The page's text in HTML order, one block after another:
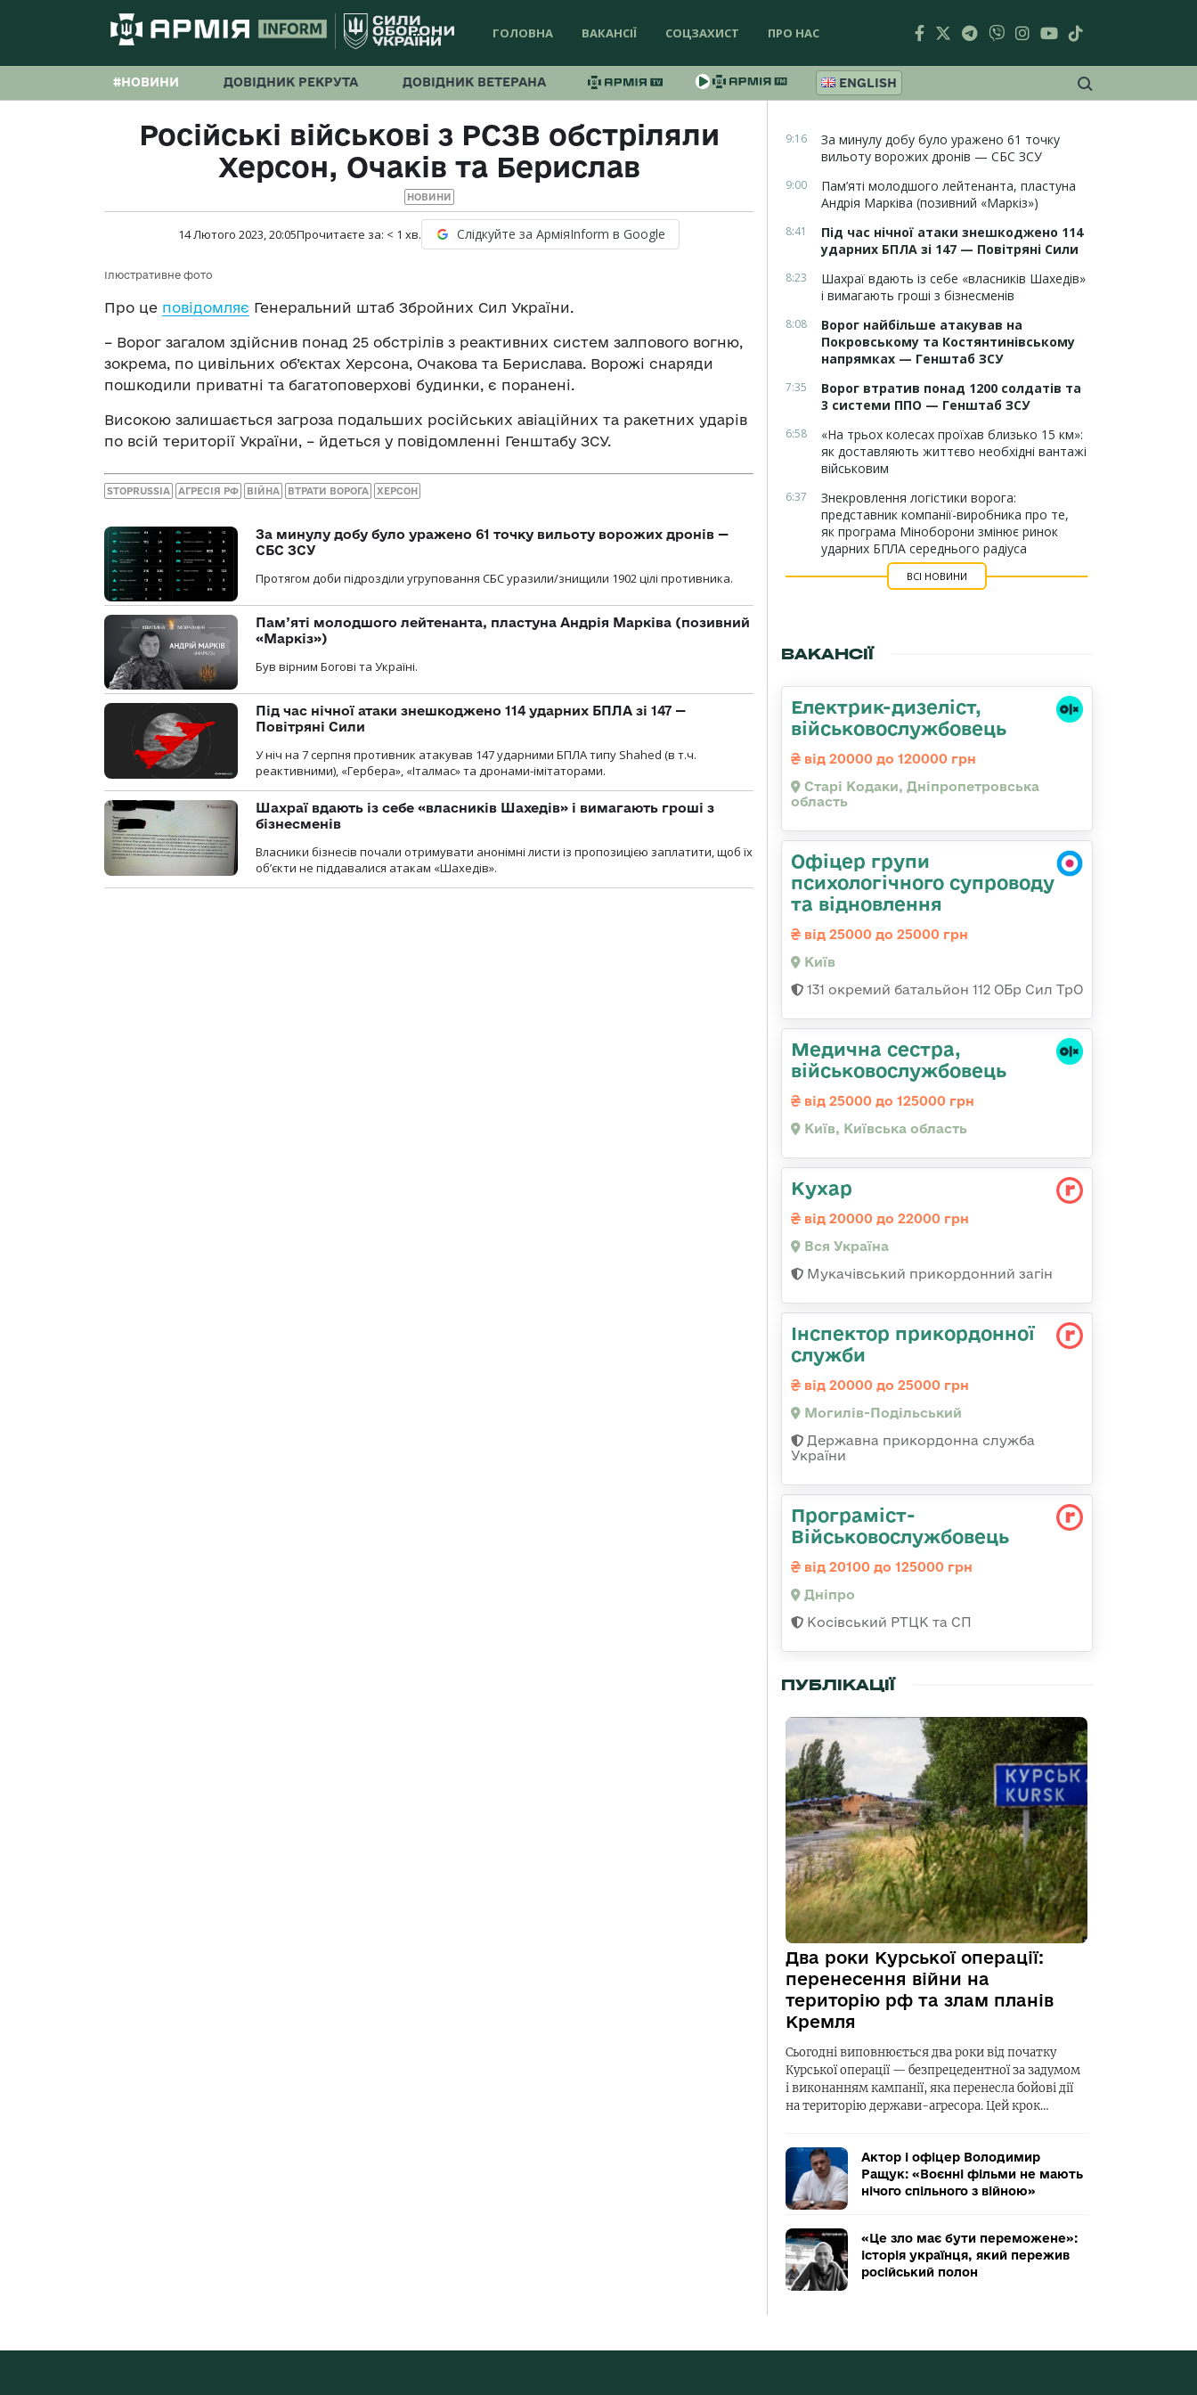
ГОЛОВНА ВАКАНСІЇ СОЦЗАХИСТ ПРО НАС
#НОВИНИ ДОВІДНИК РЕКРУТА ДОВІДНИК ВЕТЕРАНА ENGLISH
Російські військові з РСЗВ обстріляли
Херсон, Очаків та Берислав
НОВИНИ
14 Лютого 2023, 20:05Прочитаєте за: < 1 хв. Слідкуйте за АрміяInform в Google
Ілюстративне фото
Про це повідомляє Генеральний штаб Збройних Сил України.
– Ворог загалом здійснив понад 25 обстрілів з реактивних систем залпового вогню,
зокрема, по цивільних об’єктах Херсона, Очакова та Берислава. Ворожі снаряди
пошкодили приватні та багатоповерхові будинки, є поранені.
Високою залишається загроза подальших російських авіаційних та ракетних ударів
по всій території України, – йдеться у повідомленні Генштабу ЗСУ.
STOPRUSSIA АГРЕСІЯ РФ ВІЙНА ВТРАТИ ВОРОГА ХЕРСОН
За минулу добу було уражено 61 точку вильоту ворожих дронів —
СБС ЗСУ
Протягом доби підрозділи угруповання СБС уразили/знищили 1902 цілі противника.
Пам’яті молодшого лейтенанта, пластуна Андрія Марківа (позивний
«Маркіз»)
Був вірним Богові та Україні.
Під час нічної атаки знешкоджено 114 ударних БПЛА зі 147 —
Повітряні Сили
У ніч на 7 серпня противник атакував 147 ударними БПЛА типу Shahed (в т.ч.
реактивними), «Гербера», «Італмас» та дронами-імітаторами.
Шахраї вдають із себе «власників Шахедів» і вимагають гроші з
бізнесменів
Власники бізнесів почали отримувати анонімні листи із пропозицією заплатити, щоб їх
об’єкти не піддавалися атакам «Шахедів».
9:16
За минулу добу було уражено 61 точку
вильоту ворожих дронів — СБС ЗСУ
9:00
Пам’яті молодшого лейтенанта, пластуна
Андрія Марківа (позивний «Маркіз»)
8:41
Під час нічної атаки знешкоджено 114
ударних БПЛА зі 147 — Повітряні Сили
8:23
Шахраї вдають із себе «власників Шахедів»
і вимагають гроші з бізнесменів
8:08
Ворог найбільше атакував на
Покровському та Костянтинівському
напрямках — Генштаб ЗСУ
7:35
Ворог втратив понад 1200 солдатів та
3 системи ППО — Генштаб ЗСУ
6:58
«На трьох колесах проїхав близько 15 км»:
як доставляють життєво необхідні вантажі
військовим
6:37
Знекровлення логістики ворога:
представник компанії-виробника про те,
як програма Міноборони змінює ринок
ударних БПЛА середнього радіуса
ВСІ НОВИНИ
ВАКАНСІЇ
Електрик-дизеліст,
військовослужбовець
від 20000 до 120000 грн
Старі Кодаки, Дніпропетровська
область
Офіцер групи
психологічного супроводу
та відновлення
від 25000 до 25000 грн
Київ
131 окремий батальйон 112 ОБр Сил ТрО
Медична сестpа,
військовослужбовець
від 25000 до 125000 грн
Київ, Київська область
Кухар
від 20000 до 22000 грн
Вся Україна
Мукачівський прикордонний загін
Інспектор прикордонної
служби
від 20000 до 25000 грн
Могилів-Подільський
Державна прикордонна служба
України
Програміст-
Військовослужбовець
від 20100 до 125000 грн
Дніпро
Косівський РТЦК та СП
ПУБЛІКАЦІЇ
Два роки Курської операції:
перенесення війни на
територію рф та злам планів
Кремля
Сьогодні виповнюється два роки від початку
Курської операції — безпрецедентної за задумом
і виконанням кампанії, яка перенесла бойові дії
на територію держави-агресора. Цей крок…
Актор і офіцер Володимир
Ращук: «Воєнні фільми не мають
нічого спільного з війною»
«Це зло має бути переможене»:
історія українця, який пережив
російський полон